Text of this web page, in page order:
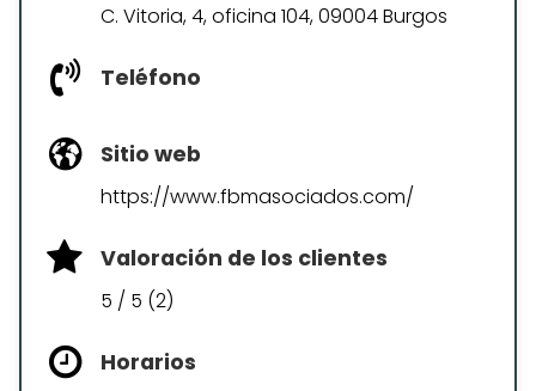
C. Vitoria, 4, oficina 104, 09004 Burgos
Teléfono
Sitio web
https://www.fbmasociados.com/
Valoración de los clientes
5 / 5 (2)
Horarios